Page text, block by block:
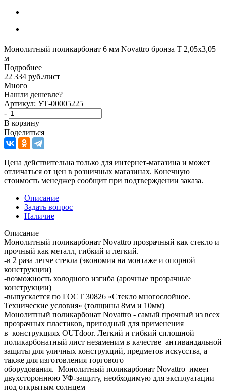
Монолитный поликарбонат 6 мм Novattro бронза Т 2,05х3,05
м
Подробнее
22 334 руб./лист
Много
Нашли дешевле?
Артикул: УТ-00005225
-
+
В корзину
Поделиться
Цена действительна только для интернет-магазина и может
отличаться от цен в розничных магазинах. Конечную
стоимость менеджер сообщит при подтверждении заказа.
Описание
Задать вопрос
Наличие
Описание
Монолитный поликарбонат Novattro прозрачный как стекло и
прочный как металл, гибкий и легкий.
-в 2 раза легче стекла (экономия на монтаже и опорной
конструкции)
-возможность холодного изгиба (арочные прозрачные
конструкции)
-выпускается по ГОСТ 30826 «Стекло многослойное.
Технические условия» (толщины 8мм и 10мм)
Монолитный поликарбонат Novattro - самый прочный из всех
прозрачных пластиков, пригодный для применения
в конструкциях OUTdoor. Легкий и гибкий сплошной
поликарбонатный лист незаменим в качестве антивандальной
защиты для уличных конструкций, предметов искусства, а
также для изготовления торгового
оборудования. Монолитный поликарбонат Novattro имеет
двухстороннюю УФ-защиту, необходимую для эксплуатации
под открытым солнцем